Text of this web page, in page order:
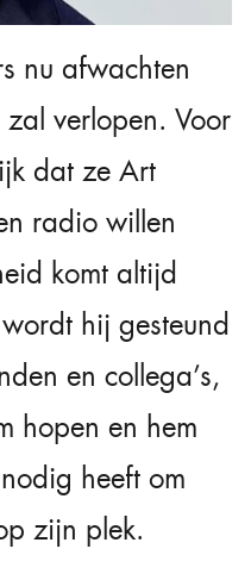
nu afwachten
verlopen. Voor
dat ze Art
radio willen
komt altijd
hij gesteund
en collega’s,
hopen en hem
heeft om
zijn plek.